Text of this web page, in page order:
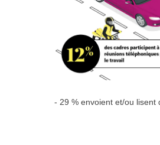
- 29 % envoient et/ou lisent